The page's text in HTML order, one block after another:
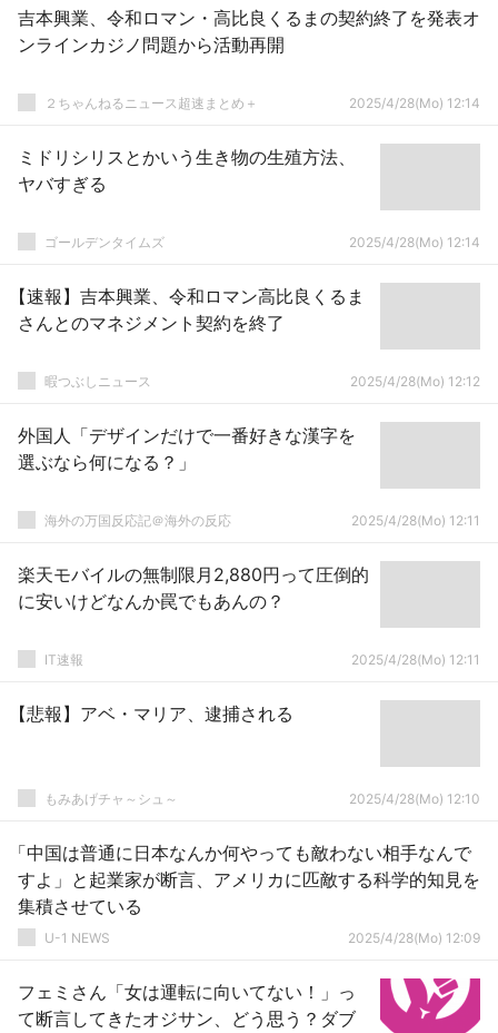
吉本興業、令和ロマン・高比良くるまの契約終了を発表オ
ンラインカジノ問題から活動再開
２ちゃんねるニュース超速まとめ＋ 2025/4/28(Mo) 12:14
ミドリシリスとかいう生き物の生殖方法、
ヤバすぎる
ゴールデンタイムズ 2025/4/28(Mo) 12:14
【速報】吉本興業、令和ロマン高比良くるま
さんとのマネジメント契約を終了
暇つぶしニュース 2025/4/28(Mo) 12:12
外国人「デザインだけで一番好きな漢字を
選ぶなら何になる？」
海外の万国反応記＠海外の反応 2025/4/28(Mo) 12:11
楽天モバイルの無制限月2,880円って圧倒的
に安いけどなんか罠でもあんの？
IT速報 2025/4/28(Mo) 12:11
【悲報】アベ・マリア、逮捕される
もみあげチャ～シュ～ 2025/4/28(Mo) 12:10
「中国は普通に日本なんか何やっても敵わない相手なんで
すよ」と起業家が断言、アメリカに匹敵する科学的知見を
集積させている
U-1 NEWS 2025/4/28(Mo) 12:09
フェミさん「女は運転に向いてない！」っ
て断言してきたオジサン、どう思う？ダブ